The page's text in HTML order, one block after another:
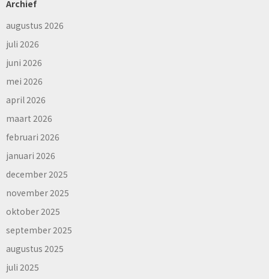
Archief
augustus 2026
juli 2026
juni 2026
mei 2026
april 2026
maart 2026
februari 2026
januari 2026
december 2025
november 2025
oktober 2025
september 2025
augustus 2025
juli 2025